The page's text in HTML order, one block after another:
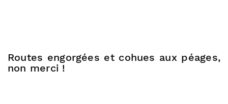
Routes engorgées et cohues aux péages,
non merci !